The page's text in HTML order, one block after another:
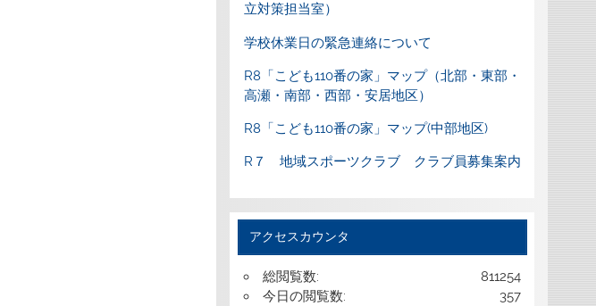
立対策担当室）
学校休業日の緊急連絡について
R8「こども110番の家」マップ（北部・東部・
高瀬・南部・西部・安居地区）
R8「こども110番の家」マップ(中部地区)
R７ 地域スポーツクラブ クラブ員募集案内
アクセスカウンタ
811254
総閲覧数:
357
今日の閲覧数: